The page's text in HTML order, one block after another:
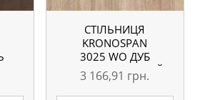
СТІЛЬНИЦЯ
KRONOSPAN
3025 WO ДУБ
СОНОМА СВІТЛИЙ
4100X600X38 ММ
3 166,91 грн.